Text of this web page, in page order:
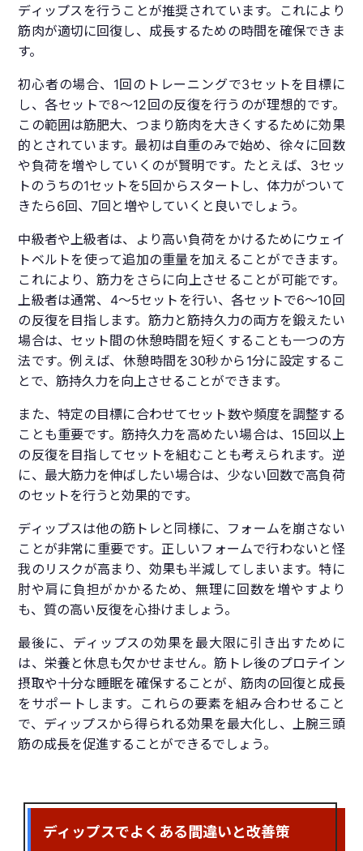
ディップスを行うことが推奨されています。これにより
筋肉が適切に回復し、成長するための時間を確保できま
す。
初心者の場合、1回のトレーニングで3セットを目標に
し、各セットで8〜12回の反復を行うのが理想的です。
この範囲は筋肥大、つまり筋肉を大きくするために効果
的とされています。最初は自重のみで始め、徐々に回数
や負荷を増やしていくのが賢明です。たとえば、3セッ
トのうちの1セットを5回からスタートし、体力がついて
きたら6回、7回と増やしていくと良いでしょう。
中級者や上級者は、より高い負荷をかけるためにウェイ
トベルトを使って追加の重量を加えることができます。
これにより、筋力をさらに向上させることが可能です。
上級者は通常、4〜5セットを行い、各セットで6〜10回
の反復を目指します。筋力と筋持久力の両方を鍛えたい
場合は、セット間の休憩時間を短くすることも一つの方
法です。例えば、休憩時間を30秒から1分に設定するこ
とで、筋持久力を向上させることができます。
また、特定の目標に合わせてセット数や頻度を調整する
ことも重要です。筋持久力を高めたい場合は、15回以上
の反復を目指してセットを組むことも考えられます。逆
に、最大筋力を伸ばしたい場合は、少ない回数で高負荷
のセットを行うと効果的です。
ディップスは他の筋トレと同様に、フォームを崩さない
ことが非常に重要です。正しいフォームで行わないと怪
我のリスクが高まり、効果も半減してしまいます。特に
肘や肩に負担がかかるため、無理に回数を増やすより
も、質の高い反復を心掛けましょう。
最後に、ディップスの効果を最大限に引き出すために
は、栄養と休息も欠かせません。筋トレ後のプロテイン
摂取や十分な睡眠を確保することが、筋肉の回復と成長
をサポートします。これらの要素を組み合わせること
で、ディップスから得られる効果を最大化し、上腕三頭
筋の成長を促進することができるでしょう。
ディップスでよくある間違いと改善策